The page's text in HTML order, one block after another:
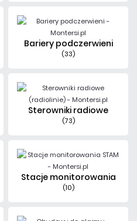
Bariery podczerwieni
(33)
Sterowniki radiowe
(73)
Stacje monitorowania
(10)